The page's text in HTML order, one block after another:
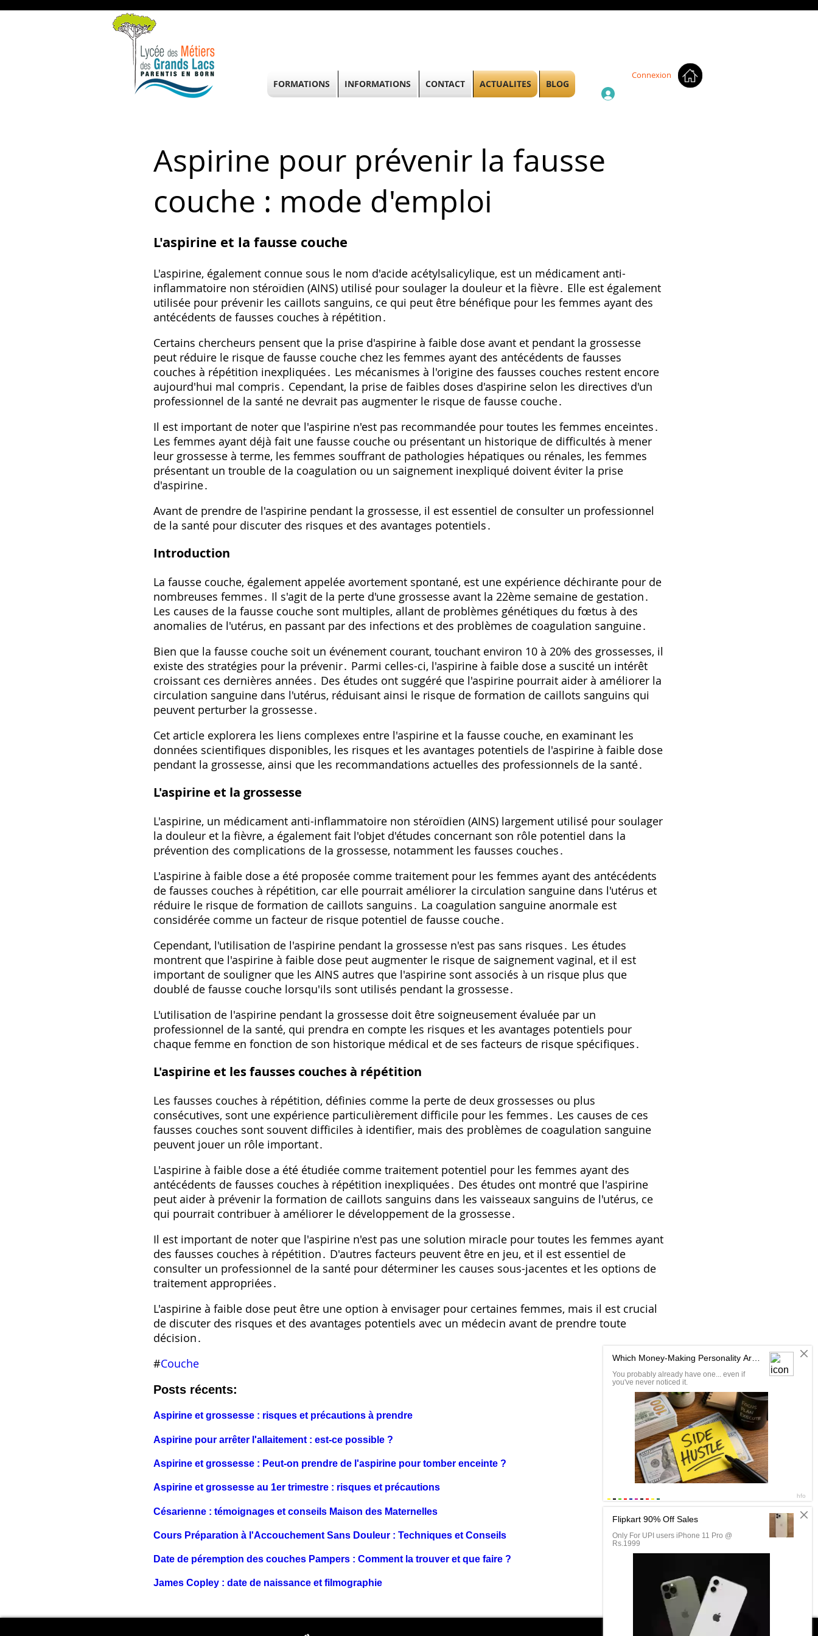
Connexion
Aspirine pour prévenir la fausse
couche : mode d'emploi
L'aspirine et la fausse couche
L'aspirine, également connue sous le nom d'acide acétylsalicylique, est un médicament anti-
inflammatoire non stéroïdien (AINS) utilisé pour soulager la douleur et la fièvre․ Elle est également
utilisée pour prévenir les caillots sanguins, ce qui peut être bénéfique pour les femmes ayant des
antécédents de fausses couches à répétition․
Certains chercheurs pensent que la prise d'aspirine à faible dose avant et pendant la grossesse
peut réduire le risque de fausse couche chez les femmes ayant des antécédents de fausses
couches à répétition inexpliquées․ Les mécanismes à l'origine des fausses couches restent encore
aujourd'hui mal compris․ Cependant, la prise de faibles doses d'aspirine selon les directives d'un
professionnel de la santé ne devrait pas augmenter le risque de fausse couche․
Il est important de noter que l'aspirine n'est pas recommandée pour toutes les femmes enceintes․
Les femmes ayant déjà fait une fausse couche ou présentant un historique de difficultés à mener
leur grossesse à terme, les femmes souffrant de pathologies hépatiques ou rénales, les femmes
présentant un trouble de la coagulation ou un saignement inexpliqué doivent éviter la prise
d'aspirine․
Avant de prendre de l'aspirine pendant la grossesse, il est essentiel de consulter un professionnel
de la santé pour discuter des risques et des avantages potentiels․
Introduction
La fausse couche, également appelée avortement spontané, est une expérience déchirante pour de
nombreuses femmes․ Il s'agit de la perte d'une grossesse avant la 22ème semaine de gestation․
Les causes de la fausse couche sont multiples, allant de problèmes génétiques du fœtus à des
anomalies de l'utérus, en passant par des infections et des problèmes de coagulation sanguine․
Bien que la fausse couche soit un événement courant, touchant environ 10 à 20% des grossesses, il
existe des stratégies pour la prévenir․ Parmi celles-ci, l'aspirine à faible dose a suscité un intérêt
croissant ces dernières années․ Des études ont suggéré que l'aspirine pourrait aider à améliorer la
circulation sanguine dans l'utérus, réduisant ainsi le risque de formation de caillots sanguins qui
peuvent perturber la grossesse․
Cet article explorera les liens complexes entre l'aspirine et la fausse couche, en examinant les
données scientifiques disponibles, les risques et les avantages potentiels de l'aspirine à faible dose
pendant la grossesse, ainsi que les recommandations actuelles des professionnels de la santé․
L'aspirine et la grossesse
L'aspirine, un médicament anti-inflammatoire non stéroïdien (AINS) largement utilisé pour soulager
la douleur et la fièvre, a également fait l'objet d'études concernant son rôle potentiel dans la
prévention des complications de la grossesse, notamment les fausses couches․
L'aspirine à faible dose a été proposée comme traitement pour les femmes ayant des antécédents
de fausses couches à répétition, car elle pourrait améliorer la circulation sanguine dans l'utérus et
réduire le risque de formation de caillots sanguins․ La coagulation sanguine anormale est
considérée comme un facteur de risque potentiel de fausse couche․
Cependant, l'utilisation de l'aspirine pendant la grossesse n'est pas sans risques․ Les études
montrent que l'aspirine à faible dose peut augmenter le risque de saignement vaginal, et il est
important de souligner que les AINS autres que l'aspirine sont associés à un risque plus que
doublé de fausse couche lorsqu'ils sont utilisés pendant la grossesse․
L'utilisation de l'aspirine pendant la grossesse doit être soigneusement évaluée par un
professionnel de la santé, qui prendra en compte les risques et les avantages potentiels pour
chaque femme en fonction de son historique médical et de ses facteurs de risque spécifiques․
L'aspirine et les fausses couches à répétition
Les fausses couches à répétition, définies comme la perte de deux grossesses ou plus
consécutives, sont une expérience particulièrement difficile pour les femmes․ Les causes de ces
fausses couches sont souvent difficiles à identifier, mais des problèmes de coagulation sanguine
peuvent jouer un rôle important․
L'aspirine à faible dose a été étudiée comme traitement potentiel pour les femmes ayant des
antécédents de fausses couches à répétition inexpliquées․ Des études ont montré que l'aspirine
peut aider à prévenir la formation de caillots sanguins dans les vaisseaux sanguins de l'utérus, ce
qui pourrait contribuer à améliorer le développement de la grossesse․
Il est important de noter que l'aspirine n'est pas une solution miracle pour toutes les femmes ayant
des fausses couches à répétition․ D'autres facteurs peuvent être en jeu, et il est essentiel de
consulter un professionnel de la santé pour déterminer les causes sous-jacentes et les options de
traitement appropriées․
L'aspirine à faible dose peut être une option à envisager pour certaines femmes, mais il est crucial
de discuter des risques et des avantages potentiels avec un médecin avant de prendre toute
décision․
#Couche
Posts récents:
Aspirine et grossesse : risques et précautions à prendre
Aspirine pour arrêter l'allaitement : est-ce possible ?
Aspirine et grossesse : Peut-on prendre de l'aspirine pour tomber enceinte ?
Aspirine et grossesse au 1er trimestre : risques et précautions
Césarienne : témoignages et conseils Maison des Maternelles
Cours Préparation à l'Accouchement Sans Douleur : Techniques et Conseils
Date de péremption des couches Pampers : Comment la trouver et que faire ?
James Copley : date de naissance et filmographie
FORMATIONS INFORMATIONS CONTACT ACTUALITES BLOG